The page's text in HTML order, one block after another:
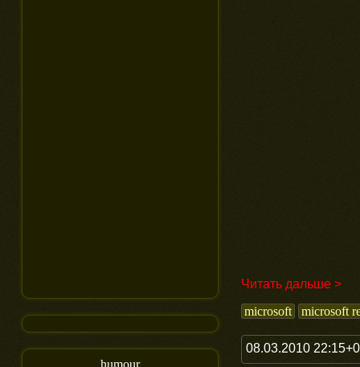
humour
Читать дальше >
microsoft
microsoft
08.03.2010